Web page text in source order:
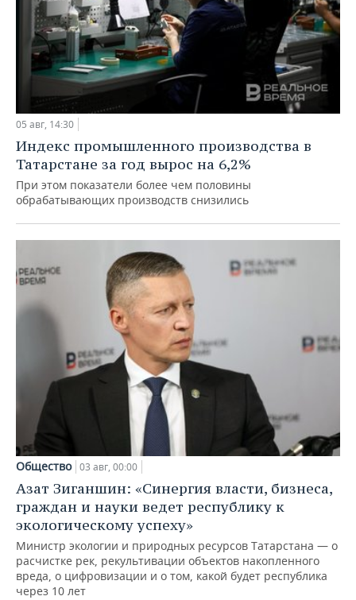
05 авг, 14:30
Индекс промышленного производства в
Татарстане за год вырос на 6,2%
При этом показатели более чем половины
обрабатывающих производств снизились
Общество 03 авг, 00:00
Азат Зиганшин: «Синергия власти, бизнеса,
граждан и науки ведет республику к
экологическому успеху»
Министр экологии и природных ресурсов Татарстана — о
расчистке рек, рекультивации объектов накопленного
вреда, о цифровизации и о том, какой будет республика
через 10 лет